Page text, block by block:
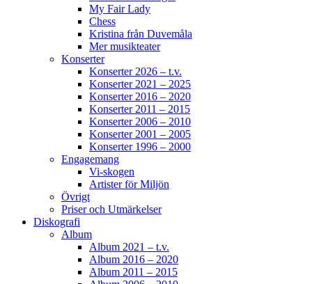
My Fair Lady
Chess
Kristina från Duvemåla
Mer musikteater
Konserter
Konserter 2026 – t.v.
Konserter 2021 – 2025
Konserter 2016 – 2020
Konserter 2011 – 2015
Konserter 2006 – 2010
Konserter 2001 – 2005
Konserter 1996 – 2000
Engagemang
Vi-skogen
Artister för Miljön
Övrigt
Priser och Utmärkelser
Diskografi
Album
Album 2021 – t.v.
Album 2016 – 2020
Album 2011 – 2015